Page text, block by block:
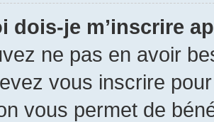
dois-je m’inscrire
ne pas en avoir
vous inscrire
vous permet de